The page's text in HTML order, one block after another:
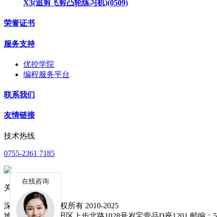
X3(追剪飞剪凸轮练习机)(0509)
荣誉证书
服务支持
优控学院
编程服务平台
联系我们
友情链接
技术热线
0755-2361 7185
关注公众号
深圳中达优控 版权所有 2010-2025